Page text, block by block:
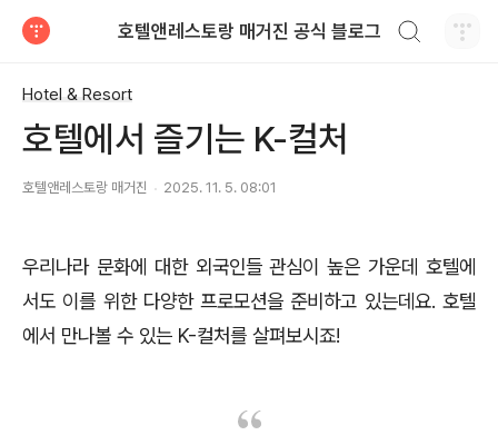
호텔앤레스토랑 매거진 공식 블로그
Hotel & Resort
호텔에서 즐기는 K-컬처
호텔앤레스토랑 매거진 2025. 11. 5. 08:01
우리나라 문화에 대한 외국인들 관심이 높은 가운데 호텔에
서도 이를 위한 다양한 프로모션을 준비하고 있는데요. 호텔
에서 만나볼 수 있는 K-컬처를 살펴보시죠!